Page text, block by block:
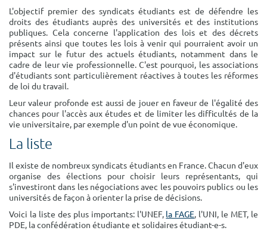
Surface min
m²
Surface max
m²
Type de location
Votre date d'entrée
Chercher
L'objectif premier des syndicats étudiants est de défendre les
droits des étudiants auprès des universités et des institutions
publiques. Cela concerne l'application des lois et des décrets
présents ainsi que toutes les lois à venir qui pourraient avoir un
impact sur le futur des actuels étudiants, notamment dans le
cadre de leur vie professionnelle. C'est pourquoi, les associations
d'étudiants sont particulièrement réactives à toutes les réformes
de loi du travail.
Leur valeur profonde est aussi de jouer en faveur de l'égalité des
chances pour l'accès aux études et de limiter les difficultés de la
vie universitaire, par exemple d'un point de vue économique.
La liste
Il existe de nombreux syndicats étudiants en France. Chacun d'eux
organise des élections pour choisir leurs représentants, qui
s'investiront dans les négociations avec les pouvoirs publics ou les
universités de façon à orienter la prise de décisions.
Voici la liste des plus importants: l'UNEF, la FAGE, l'UNI, le MET, le
PDE, la confédération étudiante et solidaires étudiant-e-s.